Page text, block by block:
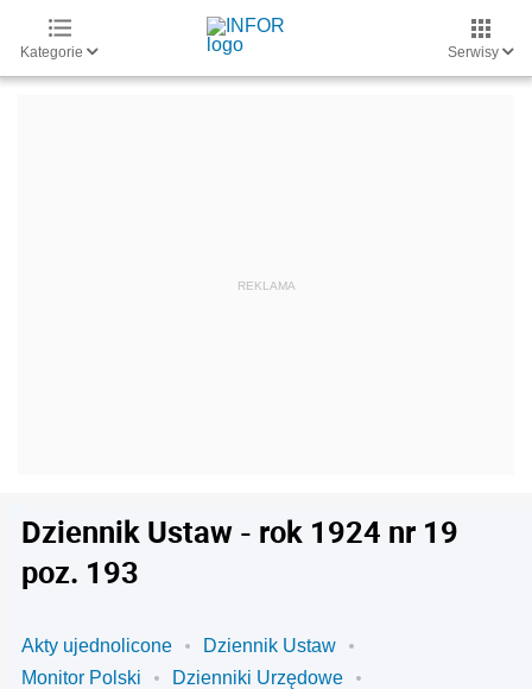
Kategorie Serwisy
Dziennik Ustaw - rok 1924 nr 19
poz. 193
Akty ujednolicone
Dziennik Ustaw
Monitor Polski
Dzienniki Urzędowe